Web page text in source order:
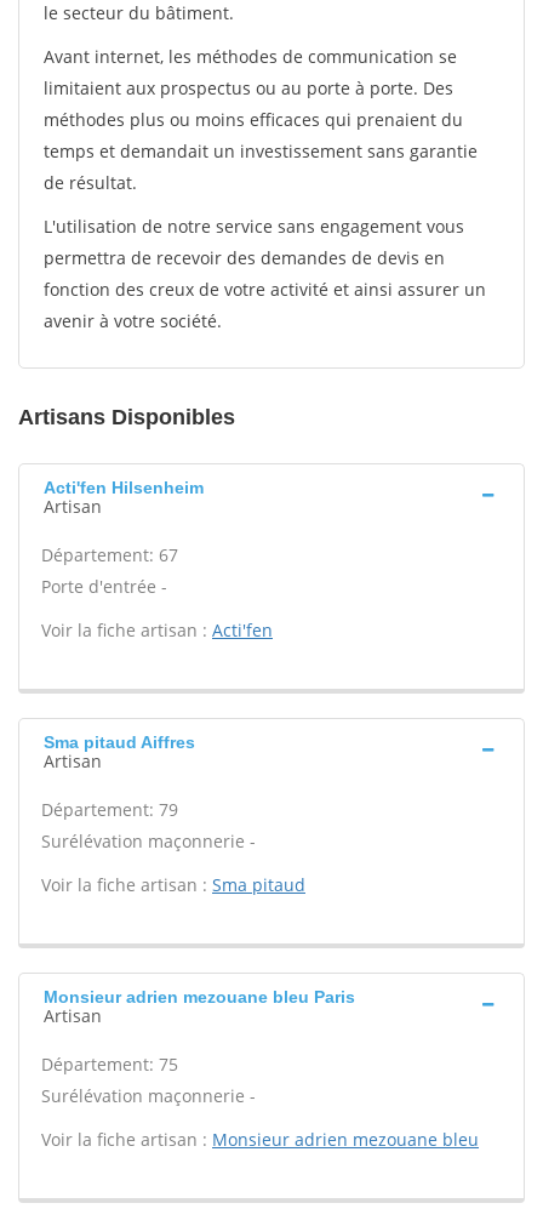
le secteur du bâtiment.
Avant internet, les méthodes de communication se
limitaient aux prospectus ou au porte à porte. Des
méthodes plus ou moins efficaces qui prenaient du
temps et demandait un investissement sans garantie
de résultat.
L'utilisation de notre service sans engagement vous
permettra de recevoir des demandes de devis en
fonction des creux de votre activité et ainsi assurer un
avenir à votre société.
Artisans Disponibles
Acti'fen Hilsenheim
Artisan
Département: 67
Porte d'entrée -
Voir la fiche artisan : Acti'fen
Sma pitaud Aiffres
Artisan
Département: 79
Surélévation maçonnerie -
Voir la fiche artisan : Sma pitaud
Monsieur adrien mezouane bleu Paris
Artisan
Département: 75
Surélévation maçonnerie -
Voir la fiche artisan : Monsieur adrien mezouane bleu